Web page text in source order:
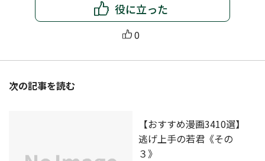
役に立った
0
次の記事を読む
【おすすめ漫画3410選】
逃げ上手の若君《その
３》